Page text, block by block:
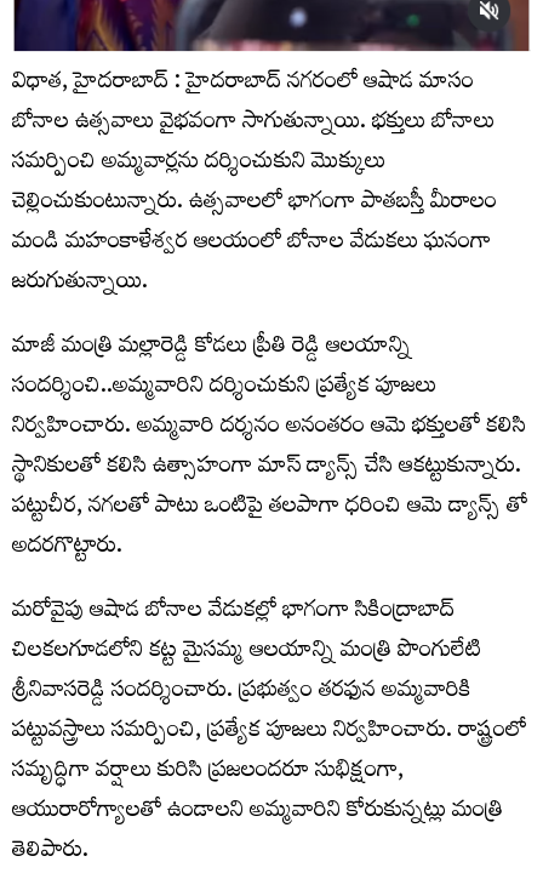
విధాత, హైదరాబాద్ : హైదరాబాద్ నగరంలో ఆషాడ మాసం
బోనాల ఉత్సవాలు వైభవంగా సాగుతున్నాయి. భక్తులు బోనాలు
సమర్పించి అమ్మవార్లను దర్శించుకుని మొక్కులు
చెల్లించుకుంటున్నారు. ఉత్సవాలలో భాగంగా పాతబస్తీ మీరాలం
మండి మహంకాళేశ్వర ఆలయంలో బోనాల వేడుకలు ఘనంగా
జరుగుతున్నాయి.
మాజీ మంత్రి మల్లారెడ్డి కోడలు ప్రీతి రెడ్డి ఆలయాన్ని
సందర్శించి..అమ్మవారిని దర్శించుకుని ప్రత్యేక పూజలు
నిర్వహించారు. అమ్మవారి దర్శనం అనంతరం ఆమె భక్తులతో కలిసి
స్థానికులతో కలిసి ఉత్సాహంగా మాస్ డ్యాన్స్ చేసి ఆకట్టుకున్నారు.
పట్టుచీర, నగలతో పాటు ఒంటిపై తలపాగా ధరించి ఆమె డ్యాన్స్ తో
అదరగొట్టారు.
మరోవైపు ఆషాడ బోనాల వేడుకల్లో భాగంగా సికింద్రాబాద్
చిలకలగూడలోని కట్ట మైసమ్మ ఆలయాన్ని మంత్రి పొంగులేటి
శ్రీనివాసరెడ్డి సందర్శించారు. ప్రభుత్వం తరఫున అమ్మవారికి
పట్టువస్త్రాలు సమర్పించి, ప్రత్యేక పూజలు నిర్వహించారు. రాష్ట్రంలో
సమృద్ధిగా వర్షాలు కురిసి ప్రజలందరూ సుభిక్షంగా,
ఆయురారోగ్యాలతో ఉండాలని అమ్మవారిని కోరుకున్నట్లు మంత్రి
తెలిపారు.